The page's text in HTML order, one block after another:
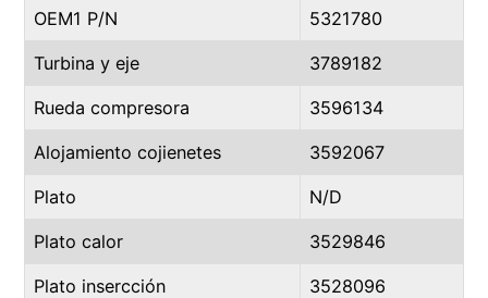
OEM1 P/N 5321780
Turbina y eje 3789182
Rueda compresora 3596134
Alojamiento cojienetes 3592067
Plato N/D
Plato calor 3529846
Plato insercción 3528096